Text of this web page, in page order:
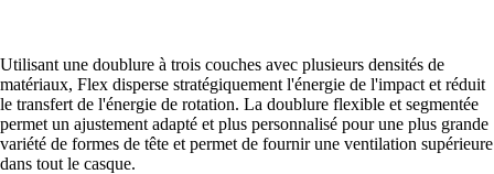
Utilisant une doublure à trois couches avec plusieurs densités de
matériaux, Flex disperse stratégiquement l'énergie de l'impact et réduit
le transfert de l'énergie de rotation. La doublure flexible et segmentée
permet un ajustement adapté et plus personnalisé pour une plus grande
variété de formes de tête et permet de fournir une ventilation supérieure
dans tout le casque.